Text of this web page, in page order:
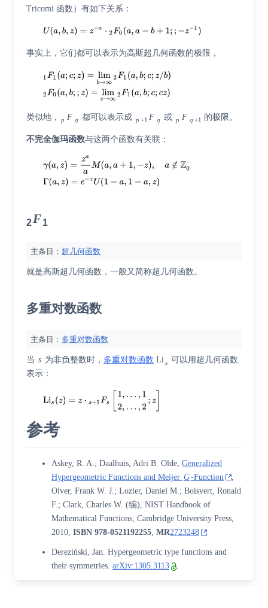
Tricomi 函数）有如下关系：
事实上，它们都可以表示为高斯超几何函数的极限，
类似地， p F q 都可以表示成 p+1 F q 或 p F q+1 的极限。
不完全伽玛函数与这两个函数有关联：
2F1
主条目： 超几何函数
就是高斯超几何函数，一般又简称超几何函数。
多重对数函数
主条目： 多重对数函数
当 s 为非负整数时， 多重对数函数 Li s 可以用超几何函数
表示：
参考
Askey, R. A.; Daalhuis, Adri B. Olde, Generalized
Hypergeometric Functions and Meijer G-Function
,
Olver, Frank W. J.; Lozier, Daniel M.; Boisvert, Ronald
F.; Clark, Charles W. (编), NIST Handbook of
Mathematical Functions, Cambridge University Press,
2010, ISBN 978-0521192255, MR2723248
Dereziński, Jan. Hypergeometric type functions and
their symmetries. arXiv:1305.3113 .